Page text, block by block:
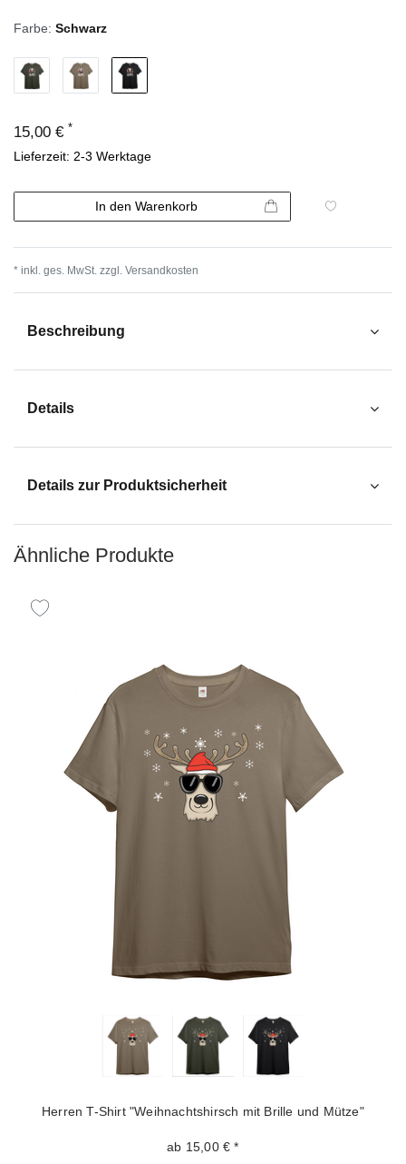
Farbe: Schwarz
15,00 € *
Lieferzeit: 2-3 Werktage
In den Warenkorb
* inkl. ges. MwSt. zzgl. Versandkosten
Beschreibung
Details
Details zur Produktsicherheit
Ähnliche Produkte
Herren T-Shirt "Weihnachtshirsch mit Brille und Mütze"
ab 15,00 € *